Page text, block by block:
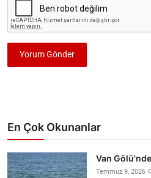
Yorum Gönder
En Çok Okunanlar
Van
Temmuz 9, 2026